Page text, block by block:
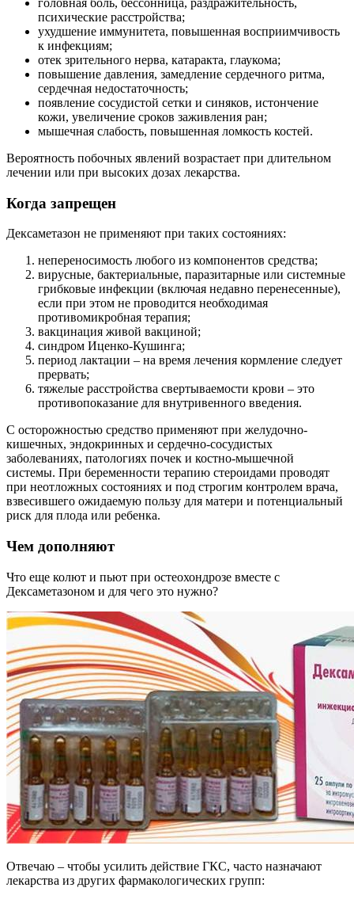
психические расстройства;
ухудшение иммунитета, повышенная восприимчивость
к инфекциям;
отек зрительного нерва, катаракта, глаукома;
повышение давления, замедление сердечного ритма,
сердечная недостаточность;
появление сосудистой сетки и синяков, истончение
кожи, увеличение сроков заживления ран;
мышечная слабость, повышенная ломкость костей.
Вероятность побочных явлений возрастает при длительном
лечении или при высоких дозах лекарства.
Когда запрещен
Дексаметазон не применяют при таких состояниях:
непереносимость любого из компонентов средства;
вирусные, бактериальные, паразитарные или системные
грибковые инфекции (включая недавно перенесенные),
если при этом не проводится необходимая
противомикробная терапия;
вакцинация живой вакциной;
синдром Иценко-Кушинга;
период лактации – на время лечения кормление следует
прервать;
тяжелые расстройства свертываемости крови – это
противопоказание для внутривенного введения.
С осторожностью средство применяют при желудочно-
кишечных, эндокринных и сердечно-сосудистых
заболеваниях, патологиях почек и костно-мышечной
системы. При беременности терапию стероидами проводят
при неотложных состояниях и под строгим контролем врача,
взвесившего ожидаемую пользу для матери и потенциальный
риск для плода или ребенка.
Чем дополняют
Что еще колют и пьют при остеохондрозе вместе с
Дексаметазоном и для чего это нужно?
Отвечаю – чтобы усилить действие ГКС, часто назначают
лекарства из других фармакологических групп: